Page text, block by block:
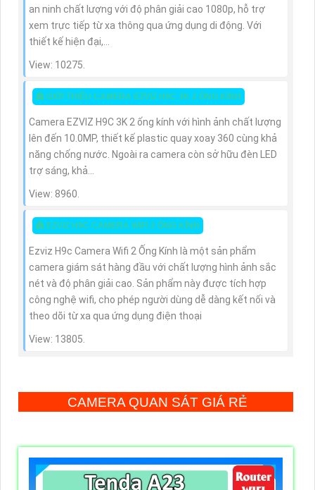
an ninh chất lượng với độ phân giải cao 1080p, hỗ trợ
xem trực tiếp từ xa thông qua ứng dụng di động. Với
thiết kế hiện đại,...
View: 10275.
👸 GIỚI THIỆU CAMERA EZVIZ H9C 3K 2 ỐNG KÍNH
Camera EZVIZ H9C 3K 2 ống kính với hình ảnh chất lượng
lên đến 10.0MP, thiết kế plastic quay xoay 360 cùng khả
năng chống nước. Ngoài ra camera còn sở hữu đèn LED
trợ sáng, khả...
View: 8960.
👸 EZVIZ H9C CAMERA WIFI 2 ỐNG KÍNH
Ezviz H9c Camera Wifi 2 Ống Kính là một sản phẩm
camera giám sát hàng đầu với chất lượng hình ảnh sắc
nét và độ phân giải cao. Sản phẩm này được tích hợp
công nghệ wifi, cho phép người dùng dễ dàng kết nối và
theo dõi từ xa qua ứng dụng điện thoại
View: 13805.
CAMERA QUAN SÁT GIÁ RẺ